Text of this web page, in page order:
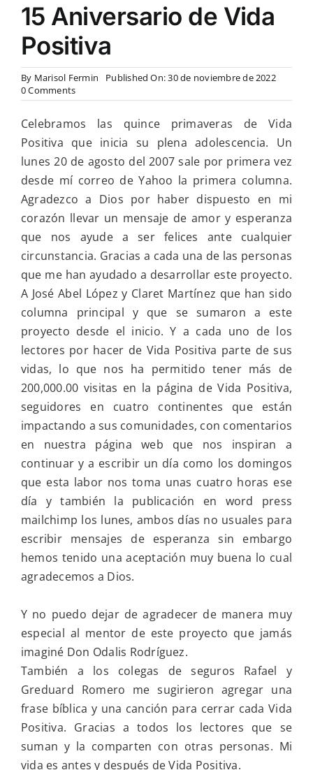
15 Aniversario de Vida
Positiva
By Marisol Fermin
Published On: 30 de noviembre de 2022
0 Commentson
15
de
Vida
Positiva
Celebramos las quince primaveras de Vida
Positiva que inicia su plena adolescencia. Un
lunes 20 de agosto del 2007 sale por primera vez
desde mí correo de Yahoo la primera columna.
Agradezco a Dios por haber dispuesto en mi
corazón llevar un mensaje de amor y esperanza
que nos ayude a ser felices ante cualquier
circunstancia. Gracias a cada una de las personas
que me han ayudado a desarrollar este proyecto.
A José Abel López y Claret Martínez que han sido
columna principal y que se sumaron a este
proyecto desde el inicio. Y a cada uno de los
lectores por hacer de Vida Positiva parte de sus
vidas, lo que nos ha permitido tener más de
200,000.00 visitas en la página de Vida Positiva,
seguidores en cuatro continentes que están
impactando a sus comunidades, con comentarios
en nuestra página web que nos inspiran a
continuar y a escribir un día como los domingos
que esta labor nos toma unas cuatro horas ese
día y también la publicación en word press
mailchimp los lunes, ambos días no usuales para
escribir mensajes de esperanza sin embargo
hemos tenido una aceptación muy buena lo cual
agradecemos a Dios.
Y no puedo dejar de agradecer de manera muy
especial al mentor de este proyecto que jamás
imaginé Don Odalis Rodríguez.
También a los colegas de seguros Rafael y
Greduard Romero me sugirieron agregar una
frase bíblica y una canción para cerrar cada Vida
Positiva. Gracias a todos los lectores que se
suman y la comparten con otras personas. Mi
vida es antes y después de Vida Positiva.